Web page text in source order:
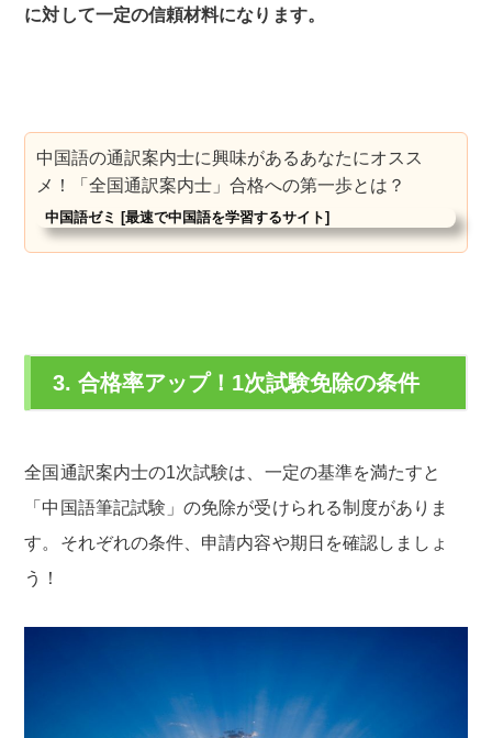
に対して一定の信頼材料になります。
中国語の通訳案内士に興味があるあなたにオスス
メ！「全国通訳案内士」合格への第一歩とは？
中国語ゼミ [最速で中国語を学習するサイト]
3. 合格率アップ！1次試験免除の条件
全国通訳案内士の1次試験は、一定の基準を満たすと
「中国語筆記試験」の免除が受けられる制度がありま
す。それぞれの条件、申請内容や期日を確認しましょ
う！